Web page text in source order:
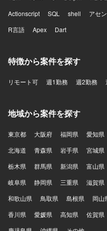
Actionscript
SQL shell アセ
R言語
Apex Dart
特徴から案件を探す
リモート可 週1勤務 週2勤務
地域から案件を探す
東京都 大阪府 福岡県 愛知県
北海道
青森県 岩手県 宮城県
栃木県
群馬県 新潟県 富山県
岐阜県
静岡県 三重県 滋賀県
和歌山県
鳥取県 島根県 岡山
香川県
愛媛県 高知県 佐賀県